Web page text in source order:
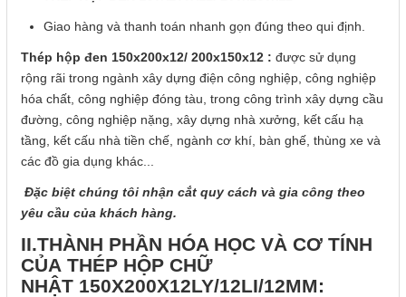
Giao hàng và thanh toán nhanh gọn đúng theo qui định.
Thép hộp đen 150x200x12/ 200x150x12 : được sử dụng
rộng rãi trong ngành xây dựng điện công nghiệp, công nghiệp
hóa chất, công nghiệp đóng tàu, trong công trình xây dựng cầu
đường, công nghiệp nặng, xây dựng nhà xưởng, kết cấu hạ
tầng, kết cấu nhà tiền chế, ngành cơ khí, bàn ghế, thùng xe và
các đồ gia dụng khác...
Đặc biệt chúng tôi nhận cắt quy cách và gia công theo
yêu cầu của khách hàng.
II.THÀNH PHẦN HÓA HỌC VÀ CƠ TÍNH
CỦA THÉP HỘP CHỮ
NHẬT 150X200X12LY/12LI/12MM: